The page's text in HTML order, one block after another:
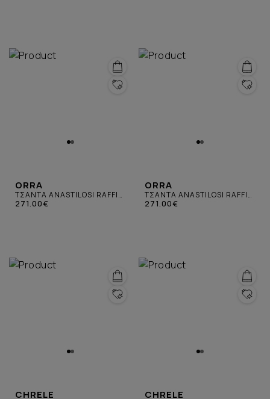
ORRA
ΤΣΑΝΤΑ ANASTILOSI RAFFIA
ΜΠΕΖ
271.00€
ORRA
ΤΣΑΝΤΑ ANASTILOSI RAFFIA
ΜΑΥΡΗ
271.00€
CHRELE CHRELE